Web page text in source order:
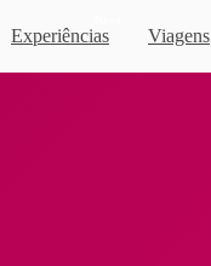
Experiências Viagens